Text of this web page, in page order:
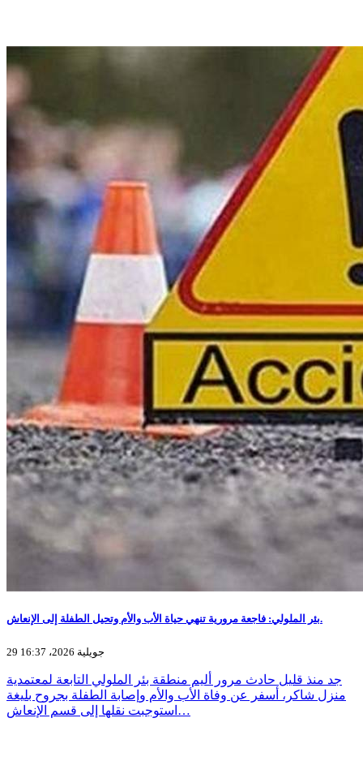
بئر الملولي: فاجعة مرورية تنهي حياة الأب والأم وتحيل الطفلة إلى الإنعاش.
29 جويلية 2026، 16:37
جد منذ قليل حادث مرور أليم منطقة بئر الملولي التابعة لمعتمدية
منزل شاكر، أسفر عن وفاة الأب والأم وإصابة الطفلة بجروح بليغة
استوجبت نقلها إلى قسم الإنعاش…